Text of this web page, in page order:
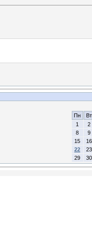
Пн
Вт
1
2
8
9
15
16
22
23
29
30